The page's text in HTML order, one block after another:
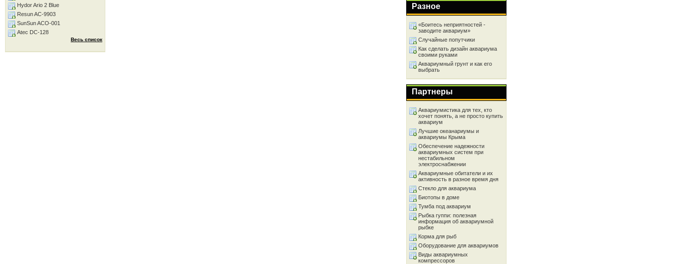
Разное
«Боитесь неприятностей -
заводите аквариум»
Случайные попутчики
Как сделать дизайн аквариума
своими руками
Аквариумный грунт и как его
выбрать
Партнеры
Аквариумистика для тех, кто
хочет понять, а не просто купить
аквариум
Лучшие океанариумы и
аквариумы Крыма
Обеспечение надежности
аквариумных систем при
нестабильном
электроснабжении
Аквариумные обитатели и их
активность в разное время дня
Стекло для аквариума
Биотопы в доме
Тумба под аквариум
Рыбка гуппи: полезная
информация об аквариумной
рыбке
Корма для рыб
Оборудование для аквариумов
Виды аквариумных
компрессоров
Hydor Ario 2 Blue
Resun AC-9903
SunSun ACO-001
Atec DC-128
Весь список